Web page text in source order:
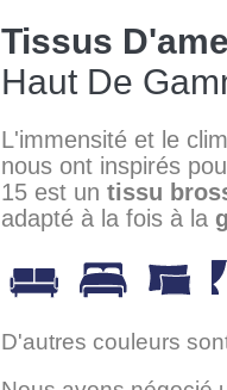
Tissus
Haut De
L'immensité et le
nous ont inspirés
15 est un tissu
adapté à la fois à la
D'autres couleurs